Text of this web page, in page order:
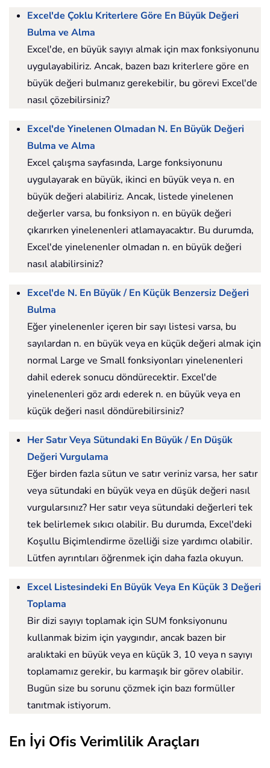
Excel'de Çoklu Kriterlere Göre En Büyük Değeri
Bulma ve Alma
Excel'de, en büyük sayıyı almak için max fonksiyonunu
uygulayabiliriz. Ancak, bazen bazı kriterlere göre en
büyük değeri bulmanız gerekebilir, bu görevi Excel'de
nasıl çözebilirsiniz?
Excel'de Yinelenen Olmadan N. En Büyük Değeri
Bulma ve Alma
Excel çalışma sayfasında, Large fonksiyonunu
uygulayarak en büyük, ikinci en büyük veya n. en
büyük değeri alabiliriz. Ancak, listede yinelenen
değerler varsa, bu fonksiyon n. en büyük değeri
çıkarırken yinelenenleri atlamayacaktır. Bu durumda,
Excel'de yinelenenler olmadan n. en büyük değeri
nasıl alabilirsiniz?
Excel'de N. En Büyük / En Küçük Benzersiz Değeri
Bulma
Eğer yinelenenler içeren bir sayı listesi varsa, bu
sayılardan n. en büyük veya en küçük değeri almak için
normal Large ve Small fonksiyonları yinelenenleri
dahil ederek sonucu döndürecektir. Excel'de
yinelenenleri göz ardı ederek n. en büyük veya en
küçük değeri nasıl döndürebilirsiniz?
Her Satır Veya Sütundaki En Büyük / En Düşük
Değeri Vurgulama
Eğer birden fazla sütun ve satır veriniz varsa, her satır
veya sütundaki en büyük veya en düşük değeri nasıl
vurgularsınız? Her satır veya sütundaki değerleri tek
tek belirlemek sıkıcı olabilir. Bu durumda, Excel'deki
Koşullu Biçimlendirme özelliği size yardımcı olabilir.
Lütfen ayrıntıları öğrenmek için daha fazla okuyun.
Excel Listesindeki En Büyük Veya En Küçük 3 Değeri
Toplama
Bir dizi sayıyı toplamak için SUM fonksiyonunu
kullanmak bizim için yaygındır, ancak bazen bir
aralıktaki en büyük veya en küçük 3, 10 veya n sayıyı
toplamamız gerekir, bu karmaşık bir görev olabilir.
Bugün size bu sorunu çözmek için bazı formüller
tanıtmak istiyorum.
En İyi Ofis Verimlilik Araçları